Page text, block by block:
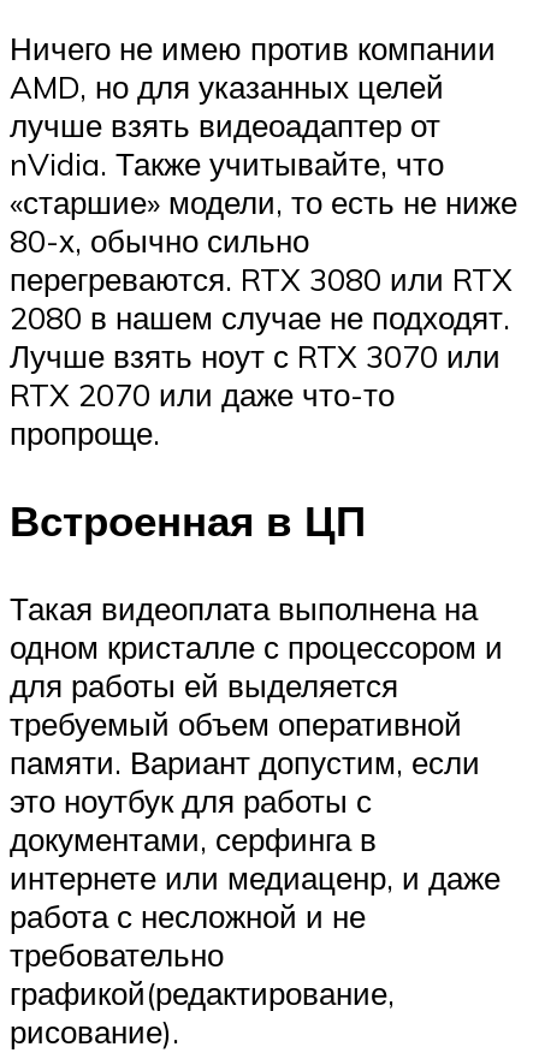
Ничего не имею против компании
AMD, но для указанных целей
лучше взять видеоадаптер от
nVidia. Также учитывайте, что
«старшие» модели, то есть не ниже
80-х, обычно сильно
перегреваются. RTX 3080 или RTX
2080 в нашем случае не подходят.
Лучше взять ноут с RTX 3070 или
RTX 2070 или даже что-то
пропроще.
Встроенная в ЦП
Такая видеоплата выполнена на
одном кристалле с процессором и
для работы ей выделяется
требуемый объем оперативной
памяти. Вариант допустим, если
это ноутбук для работы с
документами, серфинга в
интернете или медиаценр, и даже
работа с несложной и не
требовательно
графикой(редактирование,
рисование).